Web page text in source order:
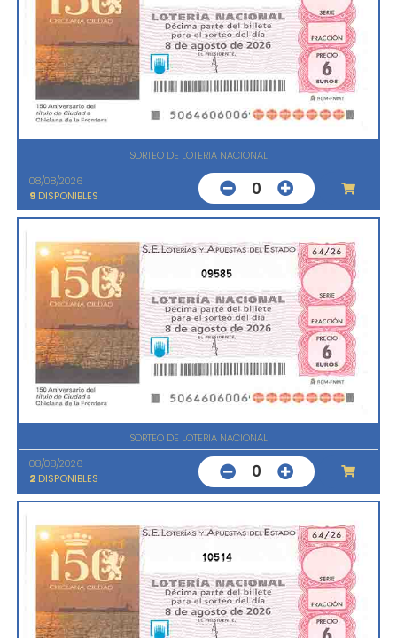
SORTEO DE LOTERIA NACIONAL
08/08/2026
9 DISPONIBLES 0
09585
SORTEO DE LOTERIA NACIONAL
08/08/2026
2 DISPONIBLES 0
10514